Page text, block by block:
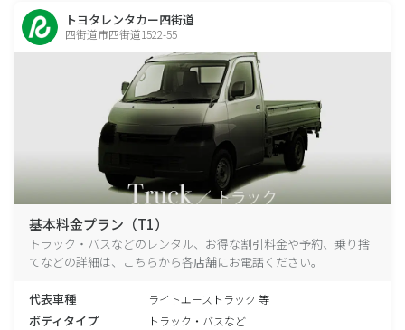
トヨタレンタカー四街道
四街道市四街道1522-55
基本料金プラン（T1）
トラック・バスなどのレンタル、お得な割引料金や予約、乗り捨
てなどの詳細は、こちらから各店舗にお電話ください。
代表車種 ライトエーストラック 等
ボディタイプ トラック・バスなど